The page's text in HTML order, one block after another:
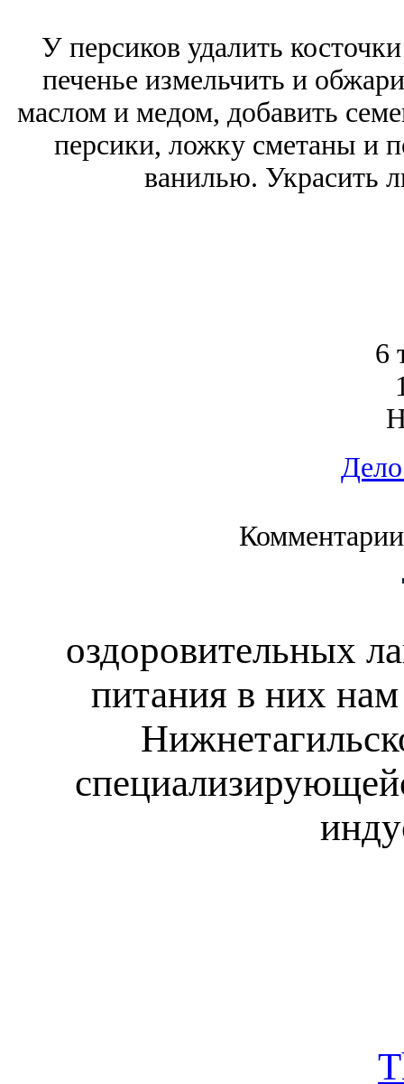
У персиков удалить
печенье измельчить и
маслом и медом, добавить
персики, ложку сметаны и
ванилью. Украсить
6
оздоровительных
питания в них нам